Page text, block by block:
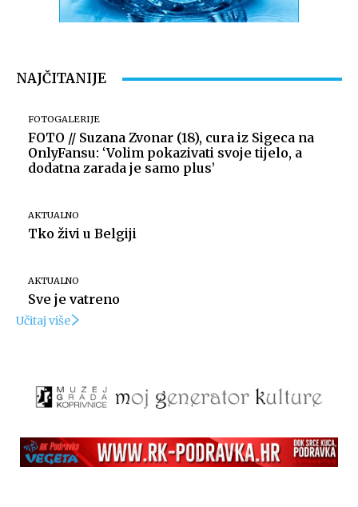
NAJČITANIJE
FOTOGALERIJE
FOTO // Suzana Zvonar (18), cura iz Sigeca na
OnlyFansu: ‘Volim pokazivati svoje tijelo, a
dodatna zarada je samo plus’
AKTUALNO
Tko živi u Belgiji
AKTUALNO
Sve je vatreno
Učitaj više